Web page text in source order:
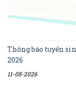
Thông báo tuyển
2026
11-05-2026